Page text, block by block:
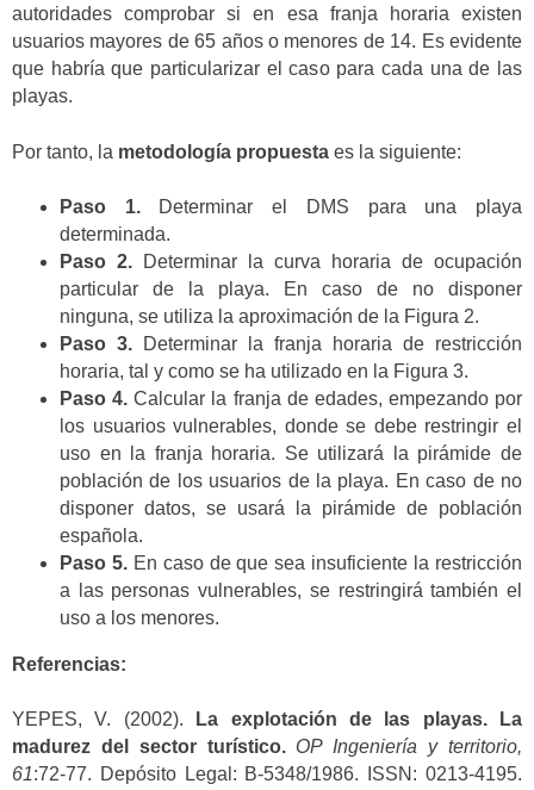
autoridades comprobar si en esa franja horaria existen
usuarios mayores de 65 años o menores de 14. Es evidente
que habría que particularizar el caso para cada una de las
playas.
Por tanto, la metodología propuesta es la siguiente:
Paso 1.Determinar el DMS para una playa
determinada.
Paso 2. Determinar la curva horaria de ocupación
particular de la playa. En caso de no disponer
ninguna, se utiliza la aproximación de la Figura 2.
Paso 3. Determinar la franja horaria de restricción
horaria, tal y como se ha utilizado en la Figura 3.
Paso 4. Calcular la franja de edades, empezando por
los usuarios vulnerables, donde se debe restringir el
uso en la franja horaria. Se utilizará la pirámide de
población de los usuarios de la playa. En caso de no
disponer datos, se usará la pirámide de población
española.
Paso 5.En caso de que sea insuficiente la restricción
a las personas vulnerables, se restringirá también el
uso a los menores.
Referencias:
YEPES, V. (2002).
La explotación de las playas. La
madurez del sector turístico.OP Ingeniería y territorio,
61:72-77. Depósito Legal: B-5348/1986. ISSN: 0213-4195.